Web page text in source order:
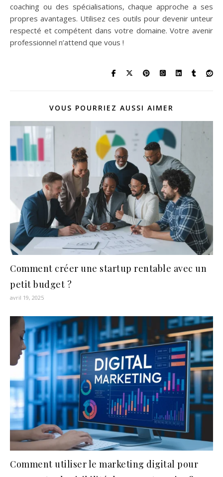
coaching ou des spécialisations, chaque approche a ses
propres avantages. Utilisez ces outils pour devenir unteur
respecté et compétent dans votre domaine. Votre avenir
professionnel n’attend que vous !
VOUS POURRIEZ AUSSI AIMER
Comment créer une startup rentable avec un
petit budget ?
avril 19, 2025
Comment utiliser le marketing digital pour